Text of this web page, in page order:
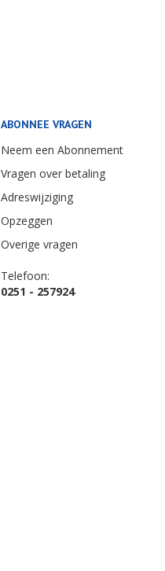
ABONNEE VRAGEN
Neem een Abonnement
Vragen over betaling
Adreswijziging
Opzeggen
Overige vragen
Telefoon:
0251 - 257924